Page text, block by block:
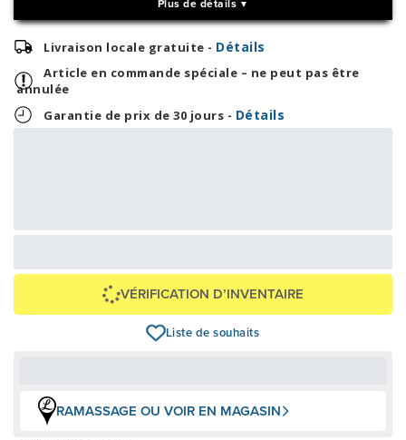
Plus de détails
Livraison locale gratuite - Détails
Article en commande spéciale – ne peut pas être
annulée
Garantie de prix de 30 jours - Détails
VÉRIFICATION D’INVENTAIRE
Liste de souhaits
RAMASSAGE OU VOIR EN MAGASIN